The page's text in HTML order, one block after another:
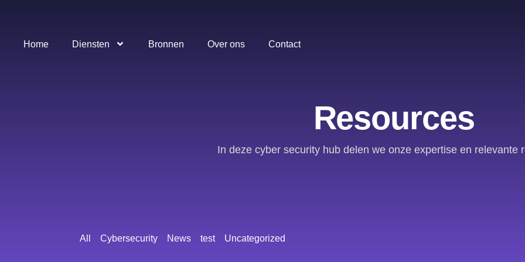
Home Diensten Bronnen Over ons Contact
Resources
In deze cyber security hub delen we onze expertise en relevante
Cybersecurity News test Uncategorized
All